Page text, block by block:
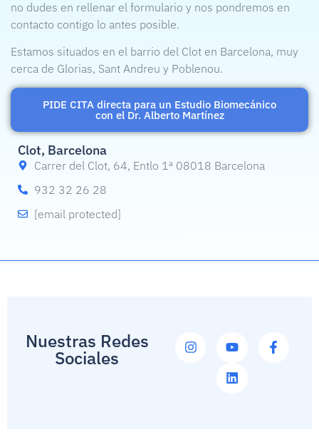
no dudes en rellenar el formulario y nos pondremos en
contacto contigo lo antes posible.
Estamos situados en el barrio del Clot en Barcelona, muy
cerca de Glorias, Sant Andreu y Poblenou.
PIDE CITA directa para un Estudio Biomecánico
con el Dr. Alberto Martínez
Clot, Barcelona
Carrer del Clot, 64, Entlo 1ª 08018 Barcelona
932 32 26 28
[email protected]
Nuestras Redes
Sociales